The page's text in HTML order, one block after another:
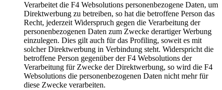
Verarbeitet die F4 Websolutions personenbezogene Daten, um
Direktwerbung zu betreiben, so hat die betroffene Person das
Recht, jederzeit Widerspruch gegen die Verarbeitung der
personenbezogenen Daten zum Zwecke derartiger Werbung
einzulegen. Dies gilt auch für das Profiling, soweit es mit
solcher Direktwerbung in Verbindung steht. Widerspricht die
betroffene Person gegenüber der F4 Websolutions der
Verarbeitung für Zwecke der Direktwerbung, so wird die F4
Websolutions die personenbezogenen Daten nicht mehr für
diese Zwecke verarbeiten.